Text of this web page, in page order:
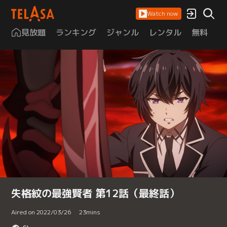
Watch now
見放題 ランキング ジャンル レンタル 無料
失格紋の最強賢者 第12話（最終話）
Aired on 2022/03/26 23mins